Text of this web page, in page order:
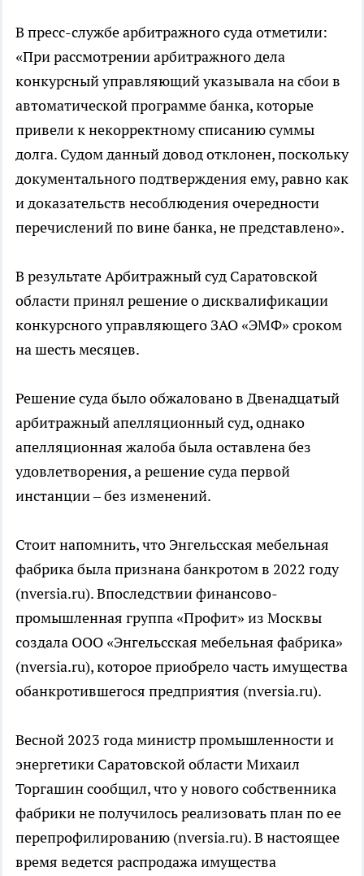
В пресс-службе арбитражного суда отметили:
«При рассмотрении арбитражного дела
конкурсный управляющий указывала на сбои в
автоматической программе банка, которые
привели к некорректному списанию суммы
долга. Судом данный довод отклонен, поскольку
документального подтверждения ему, равно как
и доказательств несоблюдения очередности
перечислений по вине банка, не представлено».
В результате Арбитражный суд Саратовской
области принял решение о дисквалификации
конкурсного управляющего ЗАО «ЭМФ» сроком
на шесть месяцев.
Решение суда было обжаловано в Двенадцатый
арбитражный апелляционный суд, однако
апелляционная жалоба была оставлена без
удовлетворения, а решение суда первой
инстанции – без изменений.
Стоит напомнить, что Энгельсская мебельная
фабрика была признана банкротом в 2022 году
(nversia.ru). Впоследствии финансово-
промышленная группа «Профит» из Москвы
создала ООО «Энгельсская мебельная фабрика»
(nversia.ru), которое приобрело часть имущества
обанкротившегося предприятия (nversia.ru).
Весной 2023 года министр промышленности и
энергетики Саратовской области Михаил
Торгашин сообщил, что у нового собственника
фабрики не получилось реализовать план по ее
перепрофилированию (nversia.ru). В настоящее
время ведется распродажа имущества